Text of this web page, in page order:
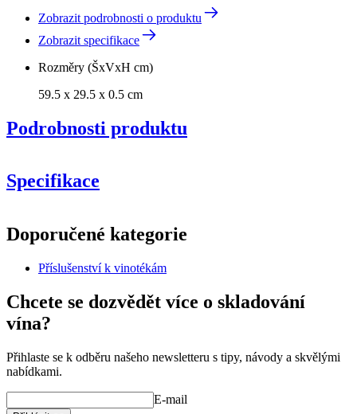
Zobrazit podrobnosti o produktu
Zobrazit specifikace
Rozměry (ŠxVxH cm)
59.5 x 29.5 x 0.5 cm
Podrobnosti produktu
Specifikace
Číslo produktuS7BPINE
Obecné
Výrobce
Caverack
ÚpravaOpálené borovicové dřevo
Výška (cm)29.5
Šířka (cm)
Hloubka (cm)0.5
Hmotnost (kg)0.2
Doporučené kategorie
Příslušenství k vinotékám
Chcete se dozvědět více o skladování
vína?
Přihlaste se k odběru našeho newsletteru s tipy, návody a skvělými
nabídkami.
E-mail